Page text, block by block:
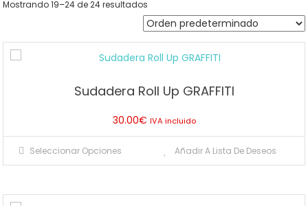
Mostrando 19–24 de 24 resultados
Sudadera Roll Up GRAFFITI
30.00€ IVA incluido
Seleccionar Opciones
Este
producto
múltiples
Añadir A Lista De Deseos